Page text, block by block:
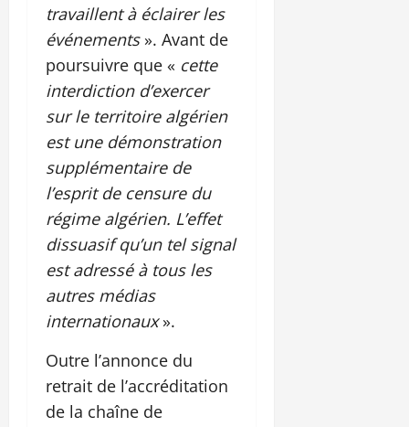
travaillent à éclairer les
événements». Avant de
poursuivre que « cette
interdiction d’exercer
sur le territoire algérien
est une démonstration
supplémentaire de
l’esprit de censure du
régime algérien. L’effet
dissuasif qu’un tel signal
est adressé à tous les
autres médias
internationaux».
Outre l’annonce du
retrait de l’accréditation
de la chaîne de